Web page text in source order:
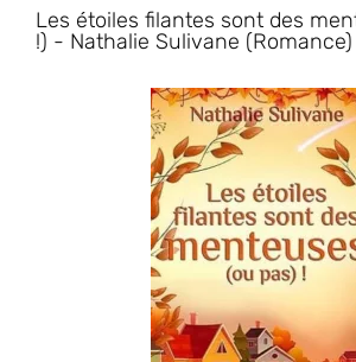
Les étoiles filantes sont des
!) - Nathalie Sulivane (Romance)